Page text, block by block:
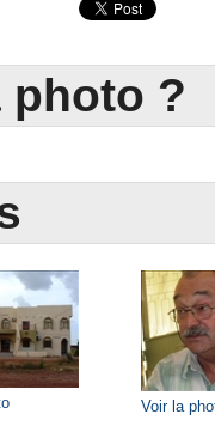
photo ?
Voir la